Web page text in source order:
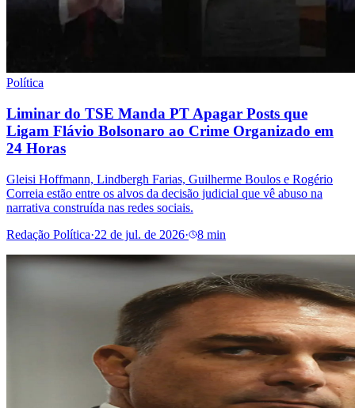
Política
Liminar do TSE Manda PT Apagar Posts que
Ligam Flávio Bolsonaro ao Crime Organizado em
24 Horas
Gleisi Hoffmann, Lindbergh Farias, Guilherme Boulos e Rogério
Correia estão entre os alvos da decisão judicial que vê abuso na
narrativa construída nas redes sociais.
Redação Política·22 de jul. de 2026· 8 min